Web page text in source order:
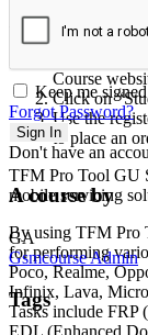
Activation Method:
Click
Course
Click on
Use the
to place an
TFM Pro Tool GU
mobile servicing
By using TFM Pro
for performing
Poco, Realme,
Infinix, Lava,
Tasks include FRP
Keep me
Forgot Password?
Sign In
Don't have an
A course by
GA
Gsmcourse Admin
Tags